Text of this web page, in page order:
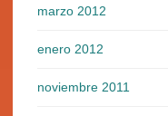
marzo 2012
enero 2012
noviembre 2011